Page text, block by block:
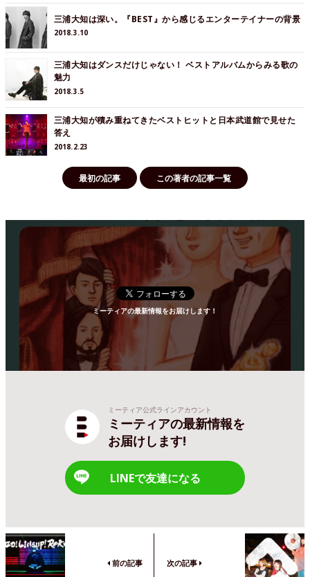
三浦大知は深い。『BEST』から感じるエンターテイナーの背景
2018.3.10
三浦大知はダンスだけじゃない！ ベストアルバムからみる歌の
魅力
2018.3.5
三浦大知が積み重ねてきたベストヒットと日本武道館で見せた
答え
2018.2.23
最初の記事 この著者の記事一覧
ミーティアの最新情報をお届けします！
ミーティア公式ラインアカウント
ミーティアの最新情報を
お届けします!
LINEで友達になる
前の記事 次の記事